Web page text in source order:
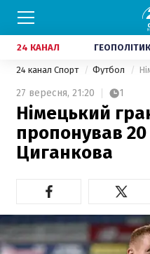
24 КАНАЛ
24 канал Спорт Футбол
27 вересня, 21:20 1
Німецький
пропонував
Циганкова